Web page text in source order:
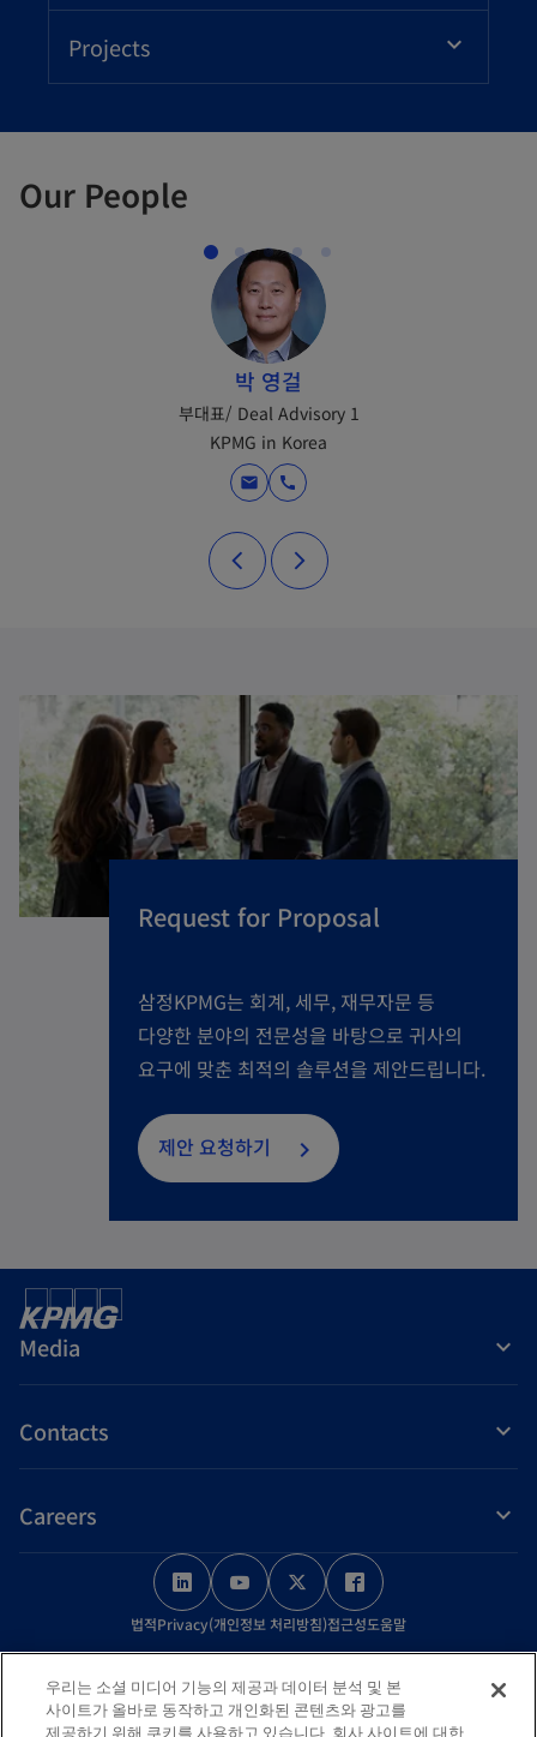
Projects
Our People
박 영걸
부대표/ Deal Advisory 1
KPMG in Korea
mail call
Request for Proposal
삼정KPMG는 회계, 세무, 재무자문 등
다양한 분야의 전문성을 바탕으로 귀사의
요구에 맞춘 최적의 솔루션을 제안드립니다.
제안 요청하기
Media
Contacts
Careers
o
p
e
s
o
p
e
s
o
p
e
s
o
e
s
법적Privacy(개인정보 처리방침)접근성도움말
© 2026 KPMG Samjong Accounting Corp., a Korea Limited Liability
Company and a member firm of the KPMG global organization of
independent member firms affiliated with KPMG International Limited,
우리는 소셜 미디어 기능의 제공과 데이터 분석 및 본
사이트가 올바로 동작하고 개인화된 콘텐츠와 광고를
제공하기 위해 쿠키를 사용하고 있습니다. 회사 사이트에 대한